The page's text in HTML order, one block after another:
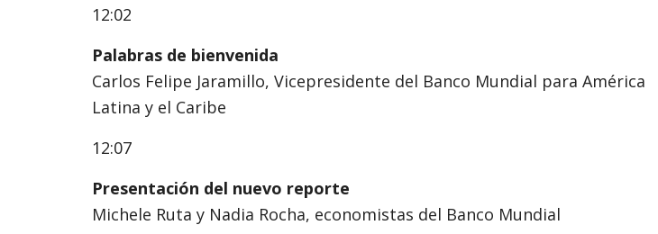
12:02
Palabras de bienvenida
Carlos Felipe Jaramillo, Vicepresidente del Banco Mundial para América
Latina y el Caribe
12:07
Presentación del nuevo reporte
Michele Ruta y Nadia Rocha, economistas del Banco Mundial